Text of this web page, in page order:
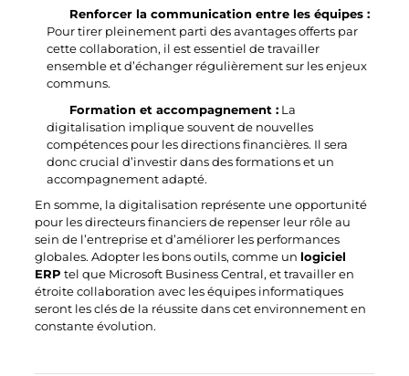
Renforcer la communication entre les équipes :
Pour tirer pleinement parti des avantages offerts par
cette collaboration, il est essentiel de travailler
ensemble et d’échanger régulièrement sur les enjeux
communs.
Formation et accompagnement : La
digitalisation implique souvent de nouvelles
compétences pour les directions financières. Il sera
donc crucial d’investir dans des formations et un
accompagnement adapté.
En somme, la digitalisation représente une opportunité
pour les directeurs financiers de repenser leur rôle au
sein de l’entreprise et d’améliorer les performances
globales. Adopter les bons outils, comme un logiciel
ERP tel que Microsoft Business Central, et travailler en
étroite collaboration avec les équipes informatiques
seront les clés de la réussite dans cet environnement en
constante évolution.